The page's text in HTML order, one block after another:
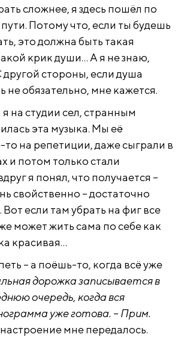
сложнее, я здесь пошёл по
Потому что, если ты будешь
это должна быть такая
крик души… А я не знаю,
другой стороны, если душа
не обязательно, мне кажется.
на студии сел, странным
эта музыка. Мы её
то на репетиции, даже сыграли в
и потом только стали
я понял, что получается –
свойственно – достаточно
если там убрать на фиг все
может жить сама по себе как
красивая…
– а поёшь-то, когда всё уже
дорожка записывается в
очередь, когда вся
уже готова. – Прим.
мне передалось.